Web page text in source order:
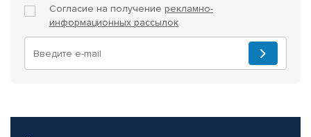
Согласие на получение рекламно-
информационных рассылок